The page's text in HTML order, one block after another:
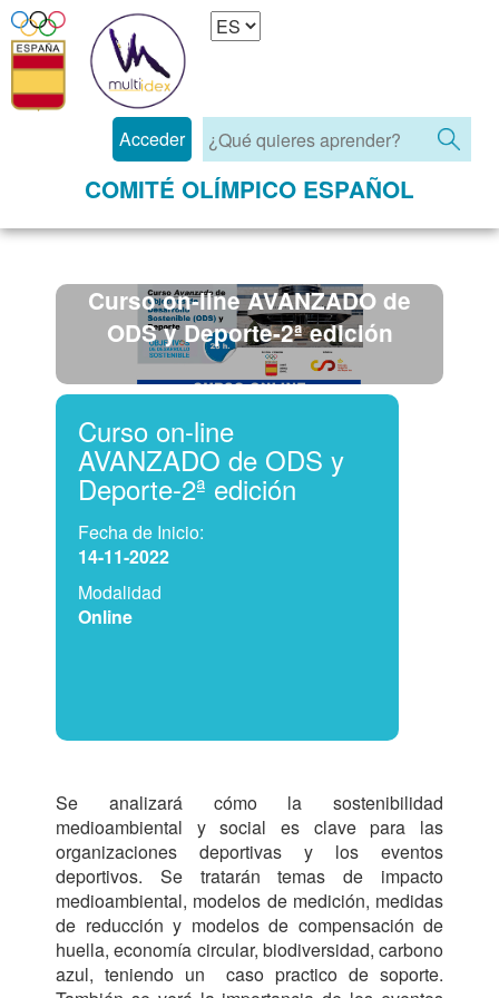
Acceder
COMITÉ OLÍMPICO ESPAÑOL
Curso on-line AVANZADO de
ODS y Deporte-2ª edición
Curso on-line
AVANZADO de ODS y
Deporte-2ª edición
Fecha de Inicio:
14-11-2022
Modalidad
Online
Se analizará cómo la sostenibilidad
medioambiental y social es clave para las
organizaciones deportivas y los eventos
deportivos. Se tratarán temas de impacto
medioambiental, modelos de medición, medidas
de reducción y modelos de compensación de
huella, economía circular, biodiversidad, carbono
azul, teniendo un  caso practico de soporte.